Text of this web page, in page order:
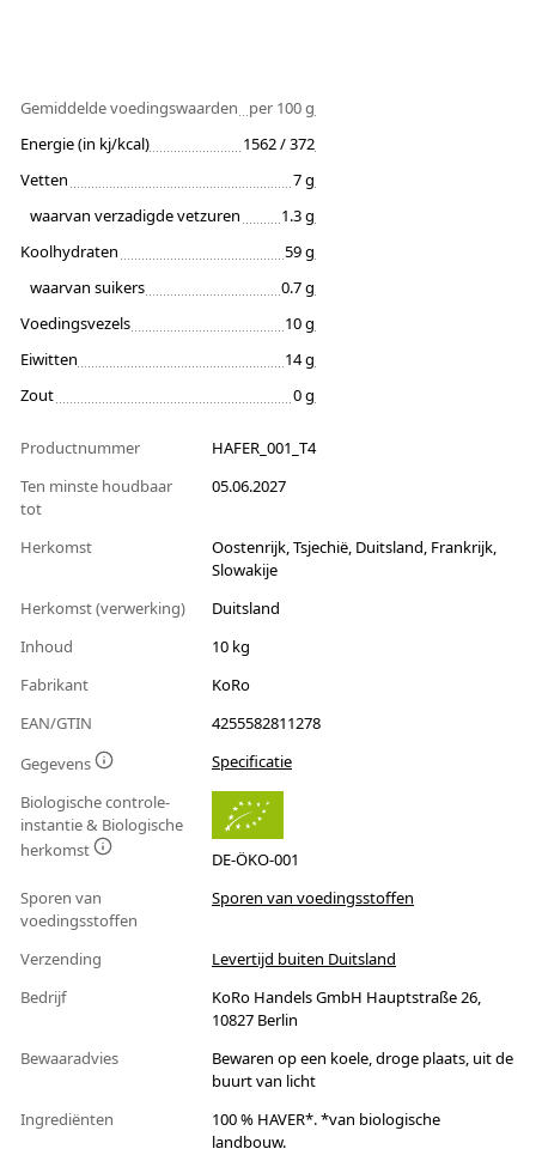
Gemiddelde voedingswaarden
per 100 g
Energie (in kj/kcal)
1562 / 372
Vetten
7 g
waarvan verzadigde vetzuren
1.3 g
Koolhydraten
59 g
waarvan suikers
0.7 g
Voedingsvezels
10 g
Eiwitten
14 g
Zout
0 g
Productnummer
HAFER_001_T4
Ten minste houdbaar
tot
05.06.2027
Herkomst
Oostenrijk, Tsjechië, Duitsland, Frankrijk,
Slowakije
Herkomst (verwerking)
Duitsland
Inhoud
10 kg
Fabrikant
KoRo
EAN/GTIN
4255582811278
Gegevens
Specificatie
Biologische controle-
instantie & Biologische
herkomst
DE-ÖKO-001
Sporen van
voedingsstoffen
Sporen van voedingsstoffen
Verzending
Levertijd buiten Duitsland
Bedrijf
KoRo Handels GmbH Hauptstraße 26,
10827 Berlin
Bewaaradvies
Bewaren op een koele, droge plaats, uit de
buurt van licht
Ingrediënten
100 % HAVER*. *van biologische
landbouw.